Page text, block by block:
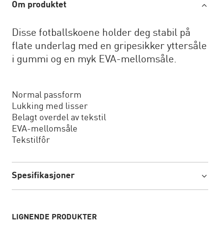
Om produktet
Disse fotballskoene holder deg stabil på
flate underlag med en gripesikker yttersåle
i gummi og en myk EVA-mellomsåle.
Normal passform
Lukking med lisser
Belagt overdel av tekstil
EVA-mellomsåle
Tekstilfôr
Spesifikasjoner
LIGNENDE PRODUKTER